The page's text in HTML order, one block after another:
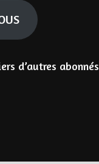
d’autres abonnés